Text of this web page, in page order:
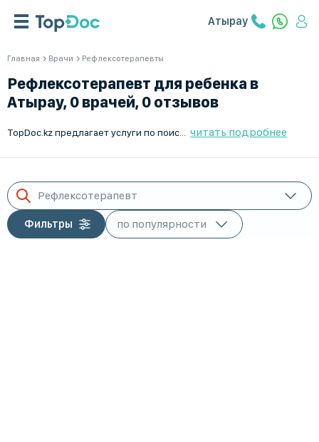
Атырау
Главная Врачи Рефлексотерапевты
Рефлексотерапевт для ребенка в
Атырау, 0 врачей, 0 отзывов
читать подробнее
Рефлексотерапевт
Фильтры